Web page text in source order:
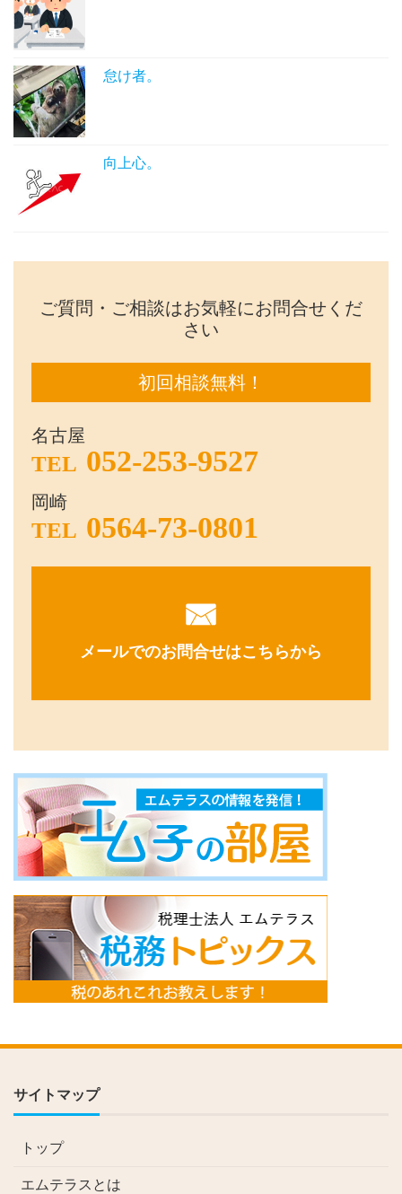
怠け者。
向上心。
ご質問・ご相談はお気軽にお問合せくだ
さい
初回相談無料！
名古屋
TEL 052-253-9527
岡崎
TEL 0564-73-0801
メールでのお問合せはこちらから
サイトマップ
トップ
エムテラスとは